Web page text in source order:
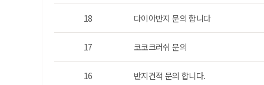
18 다이아반지 문의 합니다
17 코코크러쉬 문의
16 반지견적 문의 합니다.